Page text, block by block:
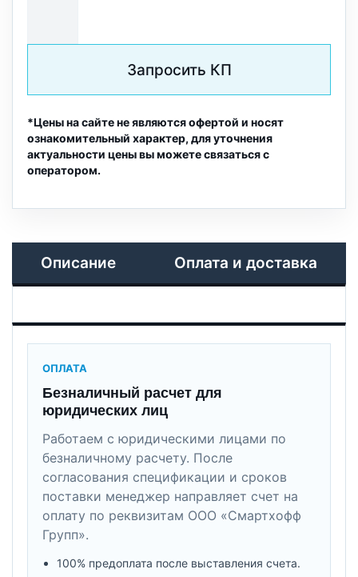
Запросить КП
*Цены на сайте не являются офертой и носят
ознакомительный характер, для уточнения
актуальности цены вы можете связаться с
оператором.
Описание Оплата и доставка
ОПЛАТА
Безналичный расчет для
юридических лиц
Работаем с юридическими лицами по
безналичному расчету. После
согласования спецификации и сроков
поставки менеджер направляет счет на
оплату по реквизитам ООО «Смартхофф
Групп».
100% предоплата после выставления счета.